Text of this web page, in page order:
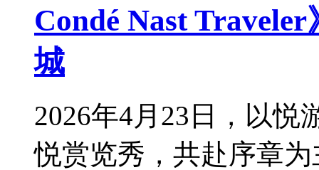
Condé Nast
城
2026年4月23日，以悦
悦赏览秀，共赴序章